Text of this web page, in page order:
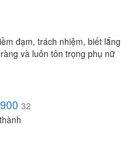
đạm, trách nhiệm, biết lắng
và luôn tôn trọng phụ nữ
32